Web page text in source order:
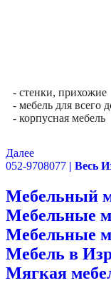
- стенки, прихожие
- мебель для всего
- корпусная мебель
Далее
052-9708077 | Весь
Мебельный
Мебельные
Мебельные
Мебель в
Мягкая